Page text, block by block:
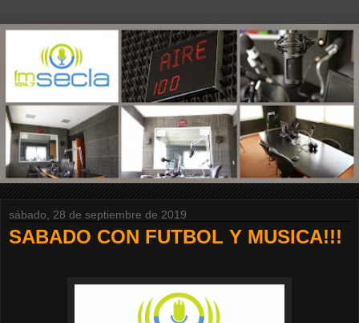
sábado, 28 de septiembre de 2019
SABADO CON FUTBOL Y MUSICA!!!